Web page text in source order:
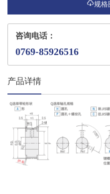
规格
咨询电话：
0769-85926516
产品详情